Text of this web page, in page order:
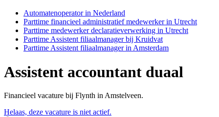
Automatenoperator in Nederland
Parttime financieel administratief medewerker in Utrecht
Parttime medewerker declaratieverwerking in Utrecht
Parttime Assistent filiaalmanager bij Kruidvat
Parttime Assistent filiaalmanager in Amsterdam
Assistent accountant duaal
Financieel vacature bij Flynth in Amstelveen.
Helaas, deze vacature is niet actief.